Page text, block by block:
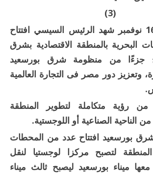
فى صباح يوم 16 نوفمبر شهد الرئيس السيسي افتتاح
بالمنطقة الاقتصادية بشرق
جزءًا من منظومة شرق بورسعيد
وتعزيز دور مصر فى التجارة العالمية
رؤية متكاملة لتطوير المنطقة
الناحية الصناعية أو اللوجستية.
بورسعيد افتتاح عدد من المحطات
لتصبح مركزا لوجستيا لنقل
ميناء بورسعيد ليصبح ثالث ميناء